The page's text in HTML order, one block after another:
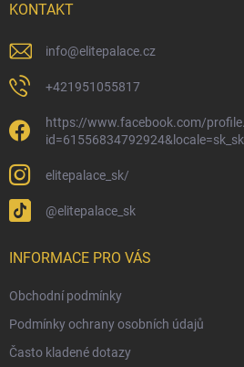
KONTAKT
info@elitepalace.cz
+421951055817
https://www.facebook.com/
id=61556834792924&locale=sk_sk
elitepalace_sk/
@elitepalace_sk
INFORMACE PRO VÁS
Obchodní podmínky
Podmínky ochrany osobních údajů
Často kladené dotazy